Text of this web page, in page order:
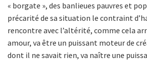
« borgate », des banlieues pauvres et
précarité de sa situation le contraint
rencontre avec l’altérité, comme cela
amour, va être un puissant moteur de
dont il ne savait rien, va naître une